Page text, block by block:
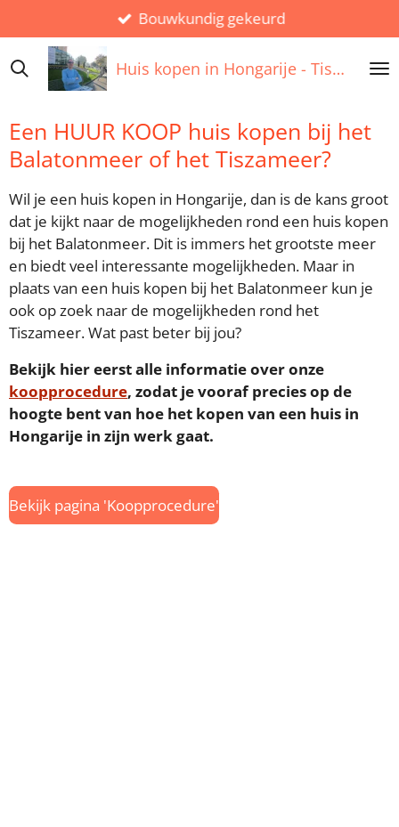
direct
naar
Huis kopen in Hongarije - Tiszameer
Bouwkundig gekeurd
Een HUUR KOOP huis kopen bij het
Balatonmeer of het Tiszameer?
Wil je een huis kopen in Hongarije, dan is de kans groot
dat je kijkt naar de mogelijkheden rond een huis kopen
bij het Balatonmeer. Dit is immers het grootste meer
en biedt veel interessante mogelijkheden. Maar in
plaats van een huis kopen bij het Balatonmeer kun je
ook op zoek naar de mogelijkheden rond het
Tiszameer. Wat past beter bij jou?
Bekijk hier eerst alle informatie over onze
koopprocedure, zodat je vooraf precies op de
hoogte bent van hoe het kopen van een huis in
Hongarije in zijn werk gaat.
Bekijk pagina 'Koopprocedure'